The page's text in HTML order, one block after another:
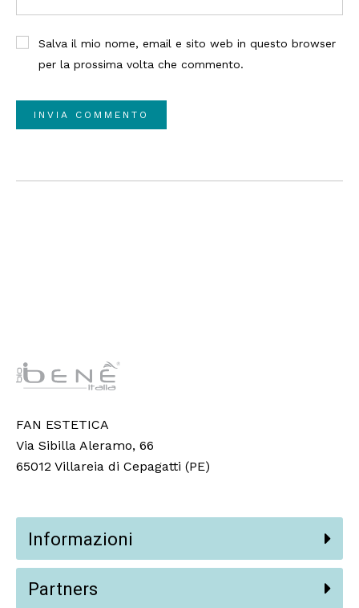
Salva il mio nome, email e sito web in questo browser
per la prossima volta che commento.
FAN ESTETICA
Via Sibilla Aleramo, 66
65012 Villareia di Cepagatti (PE)
Informazioni
Partners